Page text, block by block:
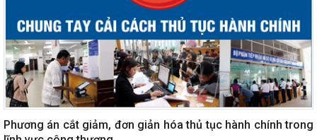
Phương án cắt giảm, đơn giản hóa thủ tục hành chính trong